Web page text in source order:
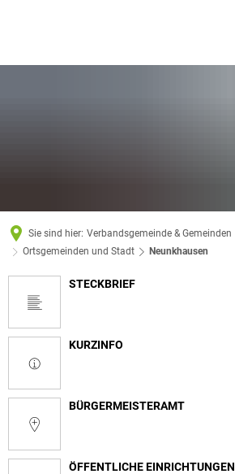
Sie sind hier: Verbandsgemeinde & Gemeinden
Ortsgemeinden und Stadt
Neunkhausen
Neunkhausen
STECKBRIEF
KURZINFO
BÜRGERMEISTERAMT
ÖFFENTLICHE EINRICHTUNGEN